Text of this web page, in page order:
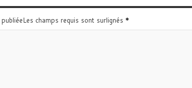
champs requis sont surlignés *